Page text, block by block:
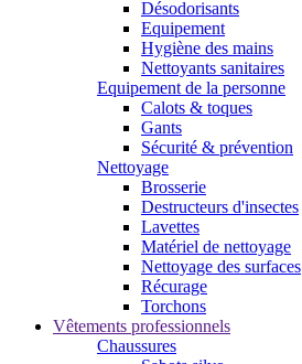
Désodorisants
Equipement
Hygiène des mains
Nettoyants sanitaires
Equipement de la personne
Calots & toques
Gants
Sécurité & prévention
Nettoyage
Brosserie
Destructeurs d'insectes
Lavettes
Matériel de nettoyage
Nettoyage des surfaces
Récurage
Torchons
Vêtements professionnels
Chaussures